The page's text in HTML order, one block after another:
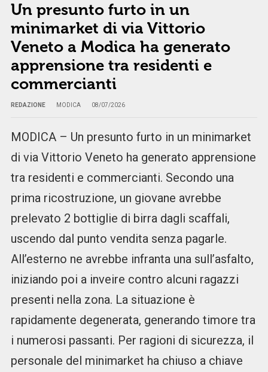
Un presunto furto in un
minimarket di via Vittorio
Veneto a Modica ha generato
apprensione tra residenti e
commercianti
REDAZIONE MODICA 08/07/2026
MODICA – Un presunto furto in un minimarket
di via Vittorio Veneto ha generato apprensione
tra residenti e commercianti. Secondo una
prima ricostruzione, un giovane avrebbe
prelevato 2 bottiglie di birra dagli scaffali,
uscendo dal punto vendita senza pagarle.
All’esterno ne avrebbe infranta una sull’asfalto,
iniziando poi a inveire contro alcuni ragazzi
presenti nella zona. La situazione è
rapidamente degenerata, generando timore tra
i numerosi passanti. Per ragioni di sicurezza, il
personale del minimarket ha chiuso a chiave